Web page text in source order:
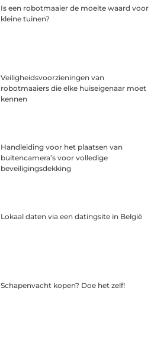
Is een robotmaaier de moeite waard voor
kleine tuinen?
Veiligheidsvoorzieningen van
robotmaaiers die elke huiseigenaar moet
kennen
Handleiding voor het plaatsen van
buitencamera’s voor volledige
beveiligingsdekking
Lokaal daten via een datingsite in België
Schapenvacht kopen? Doe het zelf!